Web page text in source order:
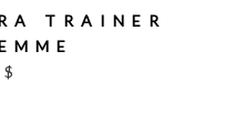
TRAINER